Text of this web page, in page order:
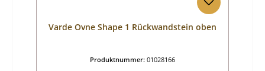
Varde Ovne Shape 1 Rückwandstein oben
Produktnummer: 01028166